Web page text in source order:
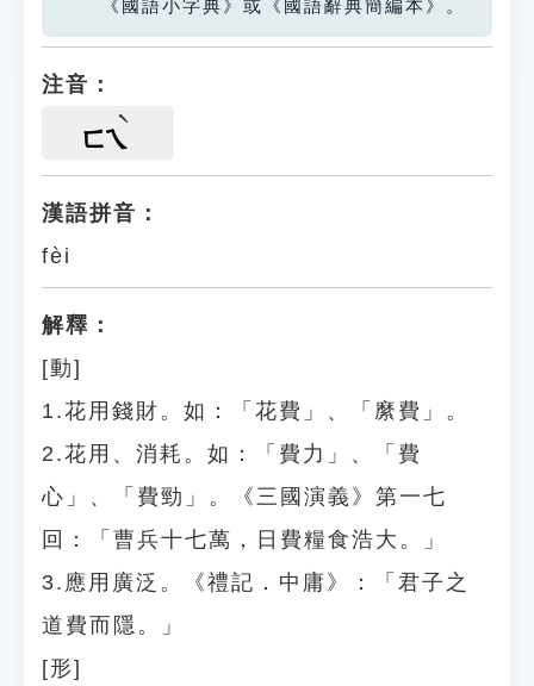
《國語小字典》或《國語辭典簡編本》。
注音：
ㄈㄟ
漢語拼音：
fèi
解釋：
[動]
1.花用錢財。如：「花費」、「縻費」。
2.花用、消耗。如：「費力」、「費
心」、「費勁」。《三國演義》第一七
回：「曹兵十七萬，日費糧食浩大。」
3.應用廣泛。《禮記．中庸》：「君子之
道費而隱。」
[形]